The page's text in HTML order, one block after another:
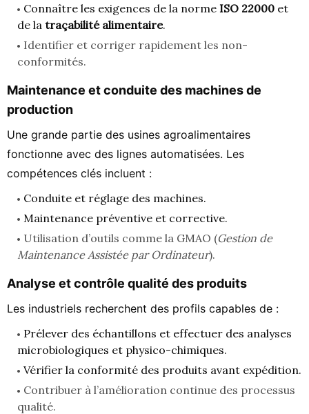
Connaître les exigences de la norme ISO 22000 et
de la traçabilité alimentaire.
Identifier et corriger rapidement les non-
conformités.
Maintenance et conduite des machines de
production
Une grande partie des usines agroalimentaires
fonctionne avec des lignes automatisées. Les
compétences clés incluent :
Conduite et réglage des machines.
Maintenance préventive et corrective.
Utilisation d’outils comme la GMAO (Gestion de
Maintenance Assistée par Ordinateur).
Analyse et contrôle qualité des produits
Les industriels recherchent des profils capables de :
Prélever des échantillons et effectuer des analyses
microbiologiques et physico-chimiques.
Vérifier la conformité des produits avant expédition.
Contribuer à l’amélioration continue des processus
qualité.